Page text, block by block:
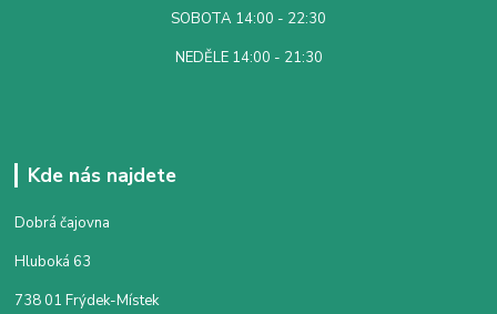
SOBOTA 14:00 - 22:30
NEDĚLE 14:00 - 21:30
Kde nás najdete
Dobrá čajovna
Hluboká 63
738 01 Frýdek-Místek